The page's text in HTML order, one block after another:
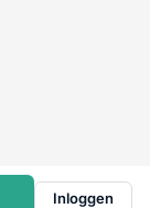
Inloggen